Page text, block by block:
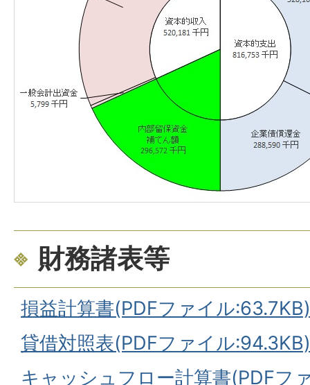
財務諸表等
損益計算書(PDFファイル:63.7KB)
貸借対照表(PDFファイル:94.3KB)
キャッシュフロー計算書(PDFフ